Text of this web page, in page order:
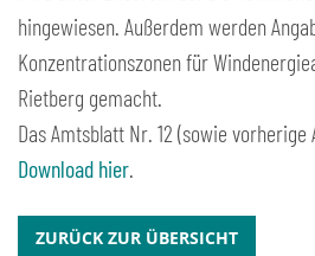
hingewiesen. Außerdem werden
Konzentrationszonen für
Rietberg gemacht.
Das Amtsblatt Nr. 12 (sowie vorherige
Download hier.
ZURÜCK ZUR ÜBERSICHT